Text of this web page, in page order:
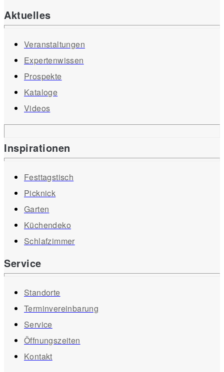
Aktuelles
Veranstaltungen
Expertenwissen
Prospekte
Kataloge
Videos
Inspirationen
Festtagstisch
Picknick
Garten
Küchendeko
Schlafzimmer
Service
Standorte
Terminvereinbarung
Service
Öffnungszeiten
Kontakt